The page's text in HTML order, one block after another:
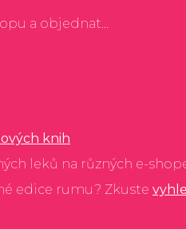
a objednat...
knih
leků na různých e-
edice rumu? Zkuste